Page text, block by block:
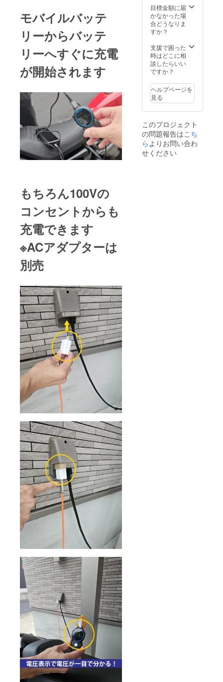
モバイルバッテ
リーからバッテ
リーへすぐに充電
が開始されます
もちろん100Vの
コンセントからも
充電できます
※ACアダプターは
別売
お受け
取りい
ただけ
戻って
きた場
合、再
送時の
送料は
ご購入
ご負担
となり
ますの
で予め
ご了承
くださ
い。
より量
産効率
が向上
規販売
価格が
販売予
定価格
がる可
ござい
ます。
※商品発
送後、
長期不
在もし
くは住
ださ
い。 ※
ご注文
材の供
給状
況、製
造工程
合等に
より出
荷時期
が遅れ
があり
ます。
※皆様の
ご支援
購入に
料込み
の価格
となり
を切り
捨てた
金額設
定と
おりま
す。 ※
デザイ
ン・仕
更にな
る可能
性もご
ざいま
す。ご
の記載
のある
インボ
イスが
場合
は、
CAMPF
IREメッ
にて実
行者に
直接お
問い合
ださ
い） ・
注意事
項 ※税
込、送
目標金額に届
かなかった場
合どうなりま
すか？
支援で困った
時はどこに相
談したらいい
ですか？
ヘルプページを
見る
このプロジェクト
の問題報告はこち
ら よりお問い合わ
せください